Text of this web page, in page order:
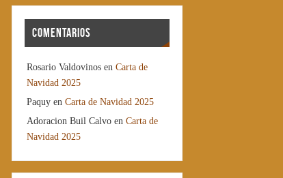
Comentarios
Rosario Valdovinos enCarta de
Navidad 2025
Paquy enCarta de Navidad 2025
Adoracion Buil Calvo enCarta de
Navidad 2025